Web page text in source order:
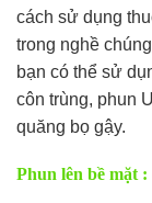
cách sử dụng
trong nghề
bạn có thể sử
côn trùng, phun
quăng bọ gậy.
Phun lên bề mặt